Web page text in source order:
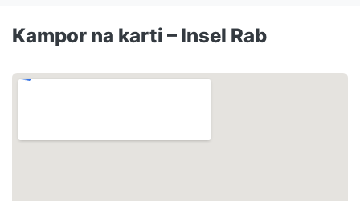
Kampor na karti – Insel Rab